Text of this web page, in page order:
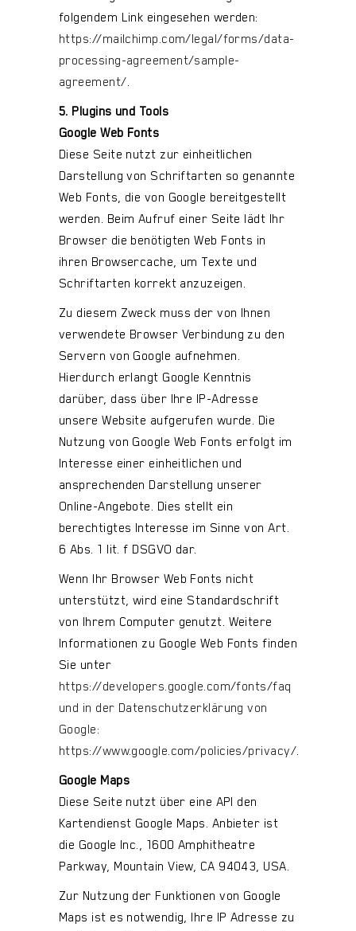
folgendem Link eingesehen werden:
https://mailchimp.com/legal/forms/data-
processing-agreement/sample-
agreement/.
5. Plugins und Tools
Google Web Fonts
Diese Seite nutzt zur einheitlichen
Darstellung von Schriftarten so genannte
Web Fonts, die von Google bereitgestellt
werden. Beim Aufruf einer Seite lädt Ihr
Browser die benötigten Web Fonts in
ihren Browsercache, um Texte und
Schriftarten korrekt anzuzeigen.
Zu diesem Zweck muss der von Ihnen
verwendete Browser Verbindung zu den
Servern von Google aufnehmen.
Hierdurch erlangt Google Kenntnis
darüber, dass über Ihre IP-Adresse
unsere Website aufgerufen wurde. Die
Nutzung von Google Web Fonts erfolgt im
Interesse einer einheitlichen und
ansprechenden Darstellung unserer
Online-Angebote. Dies stellt ein
berechtigtes Interesse im Sinne von Art.
6 Abs. 1 lit. f DSGVO dar.
Wenn Ihr Browser Web Fonts nicht
unterstützt, wird eine Standardschrift
von Ihrem Computer genutzt. Weitere
Informationen zu Google Web Fonts finden
Sie unter
https://developers.google.com/fonts/faq
und in der Datenschutzerklärung von
Google:
https://www.google.com/policies/privacy/.
Google Maps
Diese Seite nutzt über eine API den
Kartendienst Google Maps. Anbieter ist
die Google Inc., 1600 Amphitheatre
Parkway, Mountain View, CA 94043, USA.
Zur Nutzung der Funktionen von Google
Maps ist es notwendig, Ihre IP Adresse zu